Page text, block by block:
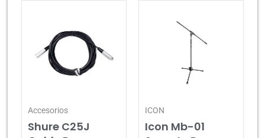
Accesorios
Shure C25J
ICON
Icon Mb-01